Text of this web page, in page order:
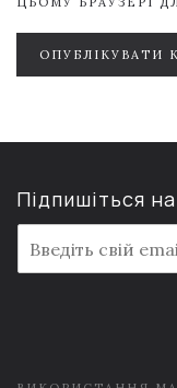
ОПУБЛІКУВАТИ
Підпишіться
m
a